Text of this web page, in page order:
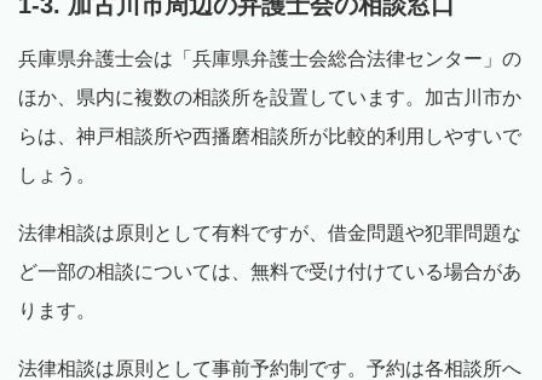
兵庫県弁護士会は「兵庫県弁護士会総合法律センター」の
ほか、県内に複数の相談所を設置しています。加古川市か
らは、神戸相談所や西播磨相談所が比較的利用しやすいで
しょう。
法律相談は原則として有料ですが、借金問題や犯罪問題な
ど一部の相談については、無料で受け付けている場合があ
ります。
法律相談は原則として事前予約制です。予約は各相談所へ